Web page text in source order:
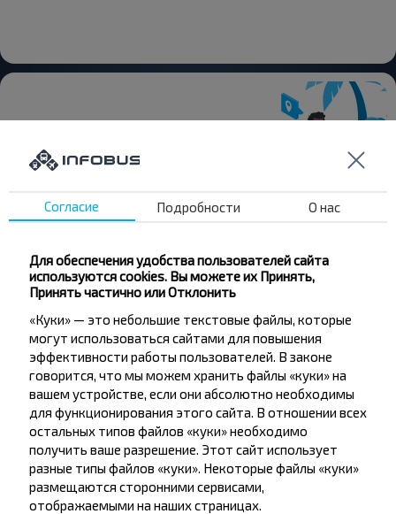
Хотите
путешествовать
Не пропусти специальные акции, скидки и
другие интересные предложения INFOBUS.
Подпишись на получение новостей и
путешествуй с нами дешевле!
Подписаться
Согласие Подробности О нас
Для обеспечения удобства пользователей сайта
используются cookies. Вы можете их Принять,
Принять частично или Отклонить
«Куки» — это небольшие текстовые файлы, которые
могут использоваться сайтами для повышения
эффективности работы пользователей. В законе
говорится, что мы можем хранить файлы «куки» на
вашем устройстве, если они абсолютно необходимы
для функционирования этого сайта. В отношении всех
остальных типов файлов «куки» необходимо
получить ваше разрешение. Этот сайт использует
разные типы файлов «куки». Некоторые файлы «куки»
размещаются сторонними сервисами,
отображаемыми на наших страницах.